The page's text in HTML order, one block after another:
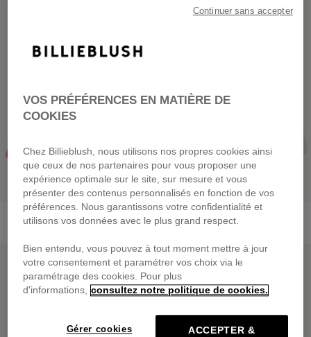
Sweat Zippé À Capuche
65,00 €
Gilet En Maille
dès69,00 €
PRIX DOUX PRIX DOUX
VOS PRÉFÉRENCES EN MATIÈRE DE
COOKIES
Chez Billieblush, nous utilisons nos propres cookies ainsi
que ceux de nos partenaires pour vous proposer une
expérience optimale sur le site, sur mesure et vous
présenter des contenus personnalisés en fonction de vos
préférences. Nous garantissons votre confidentialité et
utilisons vos données avec le plus grand respect.
Bien entendu, vous pouvez à tout moment mettre à jour
votre consentement et paramétrer vos choix via le
paramétrage des cookies. Pour plus
d'informations,
consultez notre politique de cookies.
Gérer cookies
ACCEPTER &
Continuer sans accepter